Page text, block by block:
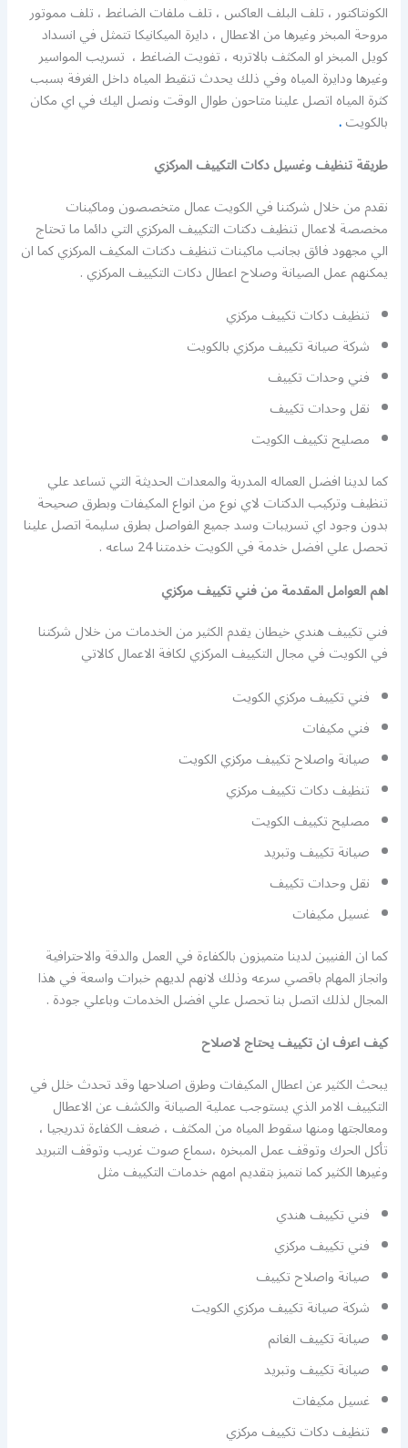
الكونتاكتور ، تلف البلف العاكس ، تلف ملفات الضاغط ، تلف مموتور
مروحة المبخر وغيرها من الاعطال ، دايرة الميكانيكا تتمثل في انسداد
كويل المبخر او المكثف بالاتربه ، تفويت الضاغط ، تسريب المواسير
وغيرها ودايرة المياه وفي ذلك يحدث تنقيط المياه داخل الغرفة بسبب
كثرة المياه اتصل علينا متاحون طوال الوقت ونصل اليك في اي مكان
بالكويت.
طريقة تنظيف وغسيل دكات التكييف المركزي
نقدم من خلال شركتنا في الكويت عمال متخصصون وماكينات
مخصصة لاعمال تنظيف دكتات التكييف المركزي التي دائما ما تحتاج
الي مجهود فائق بجانب ماكينات تنظيف دكتات المكيف المركزي كما ان
يمكنهم عمل الصيانة وصلاح اعطال دكات التكييف المركزي .
تنظيف دكات تكييف مركزي
شركة صيانة تكييف مركزي بالكويت
فني وحدات تكييف
نقل وحدات تكييف
مصليح تكييف الكويت
كما لدينا افضل العماله المدربة والمعدات الحديثة التي تساعد علي
تنظيف وتركيب الدكتات لاي نوع من انواع المكيفات وبطرق صحيحة
بدون وجود اي تسريبات وسد جميع الفواصل بطرق سليمة اتصل علينا
تحصل علي افضل خدمة في الكويت خدمتنا 24 ساعه .
اهم العوامل المقدمة من فني تكييف مركزي
فني تكييف هندي خيطان يقدم الكثير من الخدمات من خلال شركتنا
في الكويت في مجال التكييف المركزي لكافة الاعمال كالاتي
فني تكييف مركزي الكويت
فني مكيفات
صيانة واصلاح تكييف مركزي الكويت
تنظيف دكات تكييف مركزي
مصليح تكييف الكويت
صيانة تكييف وتبريد
نقل وحدات تكييف
غسيل مكيفات
كما ان الفنيين لدينا متميزون بالكفاءة في العمل والدقة والاحترافية
وانجاز المهام باقصي سرعه وذلك لانهم لديهم خبرات واسعة في هذا
المجال لذلك اتصل بنا تحصل علي افضل الخدمات وباعلي جودة .
كيف اعرف ان تكييف يحتاج لاصلاح
يبحث الكثير عن اعطال المكيفات وطرق اصلاحها وقد تحدث خلل في
التكييف الامر الذي يستوجب عملية الصيانة والكشف عن الاعطال
ومعالجتها ومنها سقوط المياه من المكثف ، ضعف الكفاءة تدريجيا ،
تأكل الحرك وتوقف عمل المبخره ،سماع صوت غريب وتوقف التبريد
وغيرها الكثير كما نتميز بتقديم امهم خدمات التكييف مثل
فني تكييف هندي
فني تكييف مركزي
صيانة واصلاح تكييف
شركة صيانة تكييف مركزي الكويت
صيانة تكييف الغانم
صيانة تكييف وتبريد
غسيل مكيفات
تنظيف دكات تكييف مركزي